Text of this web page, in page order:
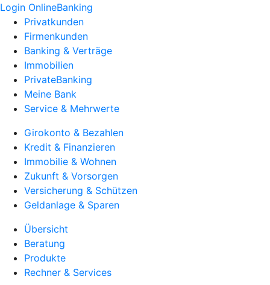
Login OnlineBanking
Privatkunden
Firmenkunden
Banking & Verträge
Immobilien
PrivateBanking
Meine Bank
Service & Mehrwerte
Girokonto & Bezahlen
Kredit & Finanzieren
Immobilie & Wohnen
Zukunft & Vorsorgen
Versicherung & Schützen
Geldanlage & Sparen
Übersicht
Beratung
Produkte
Rechner & Services